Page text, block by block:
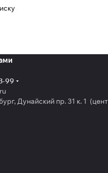
99
Дунайский пр. 31 к. 1